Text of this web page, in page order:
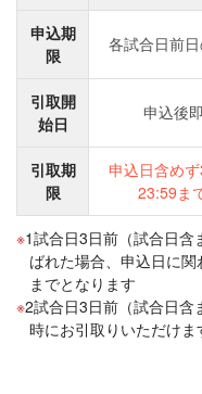
申込期
限
各試合日前
引取開
始日
申込後
引取期
限
申込日含め
23:59ま
1試合日3日前（試合日含
ばれた場合、申込日に
までとなります
2試合日3日前（試合日含
時にお引取りいただけま